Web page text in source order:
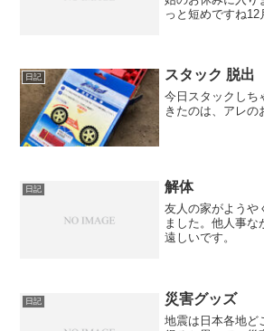
っと短めですね12
みでもあります計...
日記 スタック 脱出
今日スタックしち
きたのは、アレの
日記 解体
友人の家がようや
ました。他人事な
遠しいです。
日記 災害グッズ
地震は日本各地ど